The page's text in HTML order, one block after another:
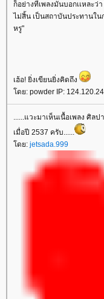
ก็อย่างที่เพลงมันบอกเเหละว่
ไม่สิ้น เป็นสถาบันประทานใ
หรู"
เฮ้อ! ยิ่งเขียนยิ่งคิดถึง
ดย: powder IP:
......แวะมาเห็นเนื้อเพลง ศิ
เมื่อปี 2537 ครับ......
ดย: jetsada.999